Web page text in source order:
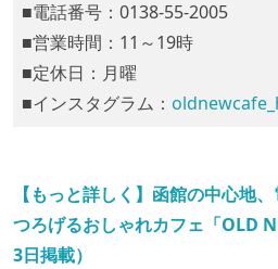
■電話番号：0138-55-2005
■営業時間：11～19時
■定休日：月曜
■インスタグラム：
【もっと詳しく】函館の中心地
つろげるおしゃれカフェ「OLD
3日掲載）